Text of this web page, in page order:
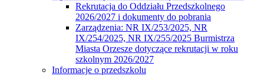
Rekrutacja do Oddziału Przedszkolnego
2026/2027 i dokumenty do pobrania
Zarządzenia: NR IX/253/2025, NR
IX/254/2025, NR IX/255/2025 Burmistrza
Miasta Orzesze dotyczące rekrutacji w roku
szkolnym 2026/2027
Informacje o przedszkolu